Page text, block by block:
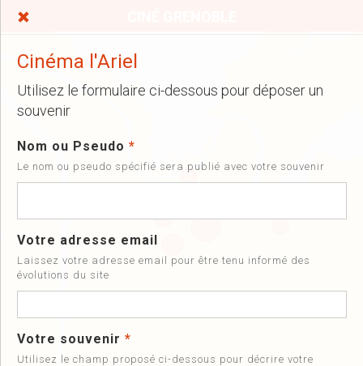
Cinéma l'Ariel
Utilisez le formulaire ci-dessous pour déposer un
souvenir
Nom ou Pseudo *
Le nom ou pseudo spécifié sera publié avec votre souvenir
Votre adresse email
Laissez votre adresse email pour être tenu informé des
évolutions du site
Votre souvenir *
Utilisez le champ proposé ci-dessous pour décrire votre